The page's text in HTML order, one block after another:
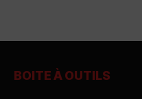
BOITE À OUTILS